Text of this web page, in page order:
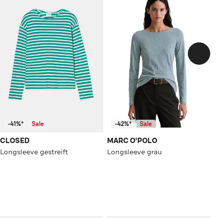
-41%* Sale
CLOSED
Longsleeve gestreift
-42%* Sale
MARC O'POLO
Longsleeve grau